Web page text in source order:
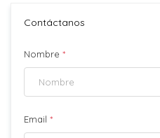
Contáctanos
Nombre *
Email *